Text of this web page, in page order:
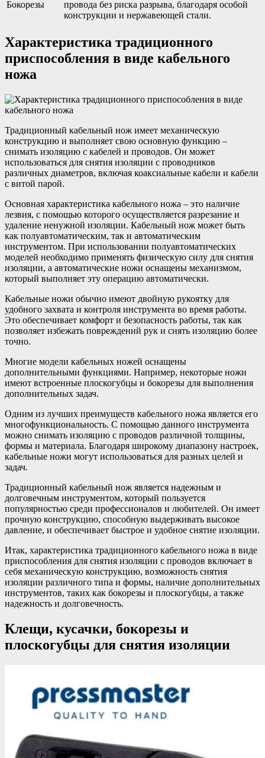
Бокорезы
провода без риска разрыва, благодаря особой
конструкции и нержавеющей стали.
Характеристика традиционного
приспособления в виде кабельного
ножа
Традиционный кабельный нож имеет механическую
конструкцию и выполняет свою основную функцию –
снимать изоляцию с кабелей и проводов. Он может
использоваться для снятия изоляции с проводников
различных диаметров, включая коаксиальные кабели и кабели
с витой парой.
Основная характеристика кабельного ножа – это наличие
лезвия, с помощью которого осуществляется разрезание и
удаление ненужной изоляции. Кабельный нож может быть
как полуавтоматическим, так и автоматическим
инструментом. При использовании полуавтоматических
моделей необходимо применять физическую силу для снятия
изоляции, а автоматические ножи оснащены механизмом,
который выполняет эту операцию автоматически.
Кабельные ножи обычно имеют двойную рукоятку для
удобного захвата и контроля инструмента во время работы.
Это обеспечивает комфорт и безопасность работы, так как
позволяет избежать повреждений рук и снять изоляцию более
точно.
Многие модели кабельных ножей оснащены
дополнительными функциями. Например, некоторые ножи
имеют встроенные плоскогубцы и бокорезы для выполнения
дополнительных задач.
Одним из лучших преимуществ кабельного ножа является его
многофункциональность. С помощью данного инструмента
можно снимать изоляцию с проводов различной толщины,
формы и материала. Благодаря широкому диапазону настроек,
кабельные ножи могут использоваться для разных целей и
задач.
Традиционный кабельный нож является надежным и
долговечным инструментом, который пользуется
популярностью среди профессионалов и любителей. Он имеет
прочную конструкцию, способную выдерживать высокое
давление, и обеспечивает быстрое и удобное снятие изоляции.
Итак, характеристика традиционного кабельного ножа в виде
приспособления для снятия изоляции с проводов включает в
себя механическую конструкцию, возможность снятия
изоляции различного типа и формы, наличие дополнительных
инструментов, таких как бокорезы и плоскогубцы, а также
надежность и долговечность.
Клещи, кусачки, бокорезы и
плоскогубцы для снятия изоляции